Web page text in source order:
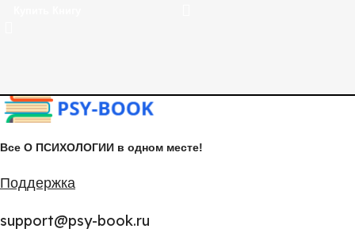
Все О ПСИХОЛОГИИ в одном месте!
Поддержка
support@psy-book.ru